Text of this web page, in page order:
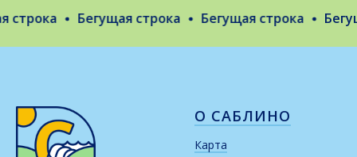
Бегущая строка Бегущая строка
О САБЛИНО
Карта